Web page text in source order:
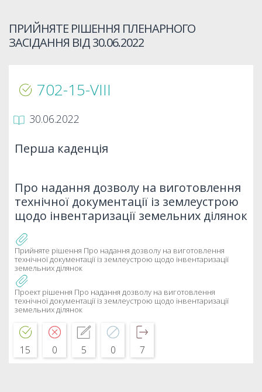
ПРИЙНЯТЕ РІШЕННЯ ПЛЕНАРНОГО
ЗАСІДАННЯ ВІД30.06.2022
702-15-VIIІ
30.06.2022
Перша каденція
Про надання дозволу на виготовлення
технічної документації із землеустрою
щодо інвентаризації земельних ділянок
Прийняте рішення Про надання дозволу на виготовлення
технічної документації із землеустрою щодо інвентаризації
земельних ділянок
Проект рішення Про надання дозволу на виготовлення
технічної документації із землеустрою щодо інвентаризації
земельних ділянок
15 0 5 0 7